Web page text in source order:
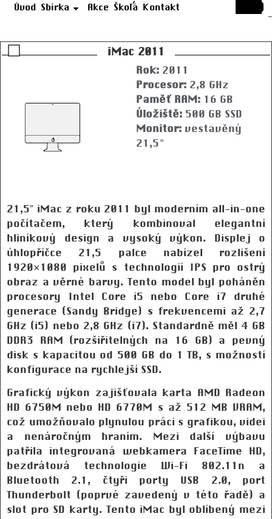
Úvod Sbírka Akce Škola Kontakt
iMac 2011
Rok: 2011
Procesor: 2,8 GHz
Paměť RAM: 16 GB
Úložiště: 500 GB SSD
Monitor: vestavěný
21,5"
21,5″ iMac z roku 2011 byl moderním all-in-one
počítačem, který kombinoval elegantní
hliníkový design a vysoký výkon. Displej o
úhlopříčce 21,5 palce nabízel rozlišení
1920×1080 pixelů s technologií IPS pro ostrý
obraz a věrné barvy. Tento model byl poháněn
procesory Intel Core i5 nebo Core i7 druhé
generace (Sandy Bridge) s frekvencemi až 2,7
GHz (i5) nebo 2,8 GHz (i7). Standardně měl 4 GB
DDR3 RAM (rozšiřitelných na 16 GB) a pevný
disk s kapacitou od 500 GB do 1 TB, s možností
konfigurace na rychlejší SSD.
Grafický výkon zajišťovala karta AMD Radeon
HD 6750M nebo HD 6770M s až 512 MB VRAM,
což umožňovalo plynulou práci s grafikou, videi
a nenáročným hraním. Mezi další výbavu
patřila integrovaná webkamera FaceTime HD,
bezdrátová technologie Wi-Fi 802.11n a
Bluetooth 2.1, čtyři porty USB 2.0, port
Thunderbolt (poprvé zavedený v této řadě) a
slot pro SD karty. Tento iMac byl oblíbený mezi